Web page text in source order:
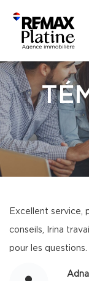
Excellent service,
conseils, Irina
pour les questions.